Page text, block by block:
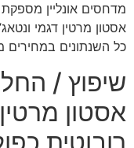
מדחסים אונליין
כל השנתונים במחירים
שיפוץ /